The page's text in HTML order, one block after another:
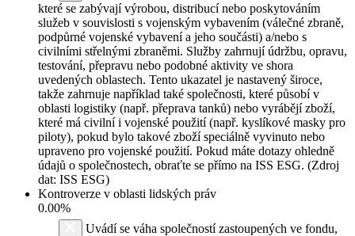
které se zabývají výrobou, distribucí nebo poskytováním
služeb v souvislosti s vojenským vybavením (válečné zbraně,
podpůrné vojenské vybavení a jeho součásti) a/nebo s
civilními střelnými zbraněmi. Služby zahrnují údržbu, opravu,
testování, přepravu nebo podobné aktivity ve shora
uvedených oblastech. Tento ukazatel je nastavený široce,
takže zahrnuje například také společnosti, které působí v
oblasti logistiky (např. přeprava tanků) nebo vyrábějí zboží,
které má civilní i vojenské použití (např. kyslíkové masky pro
piloty), pokud bylo takové zboží speciálně vyvinuto nebo
upraveno pro vojenské použití. Pokud máte dotazy ohledně
údajů o společnostech, obraťte se přímo na ISS ESG. (Zdroj
dat: ISS ESG)
Kontroverze v oblasti lidských práv
0.00%
Uvádí se váha společností zastoupených ve fondu,